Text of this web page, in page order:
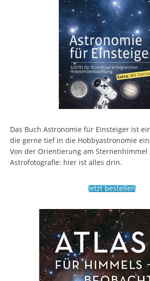
Das Buch Astronomie für Einsteiger ist
die gerne tief in die Hobbyastronomie
Von der Orientierung am Sternenhimmel
Astrofotografie: hier ist alles drin.
Jetzt bestellen